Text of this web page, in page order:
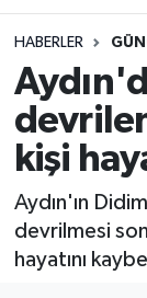
HABERLER
kişi
Aydın'ın
devrilmesi
hayatını
Güncel
Eği̇ti̇m
Resmi
Sağlık
Si̇yaset
Ergani
Süper
Tüm
Son
Haber